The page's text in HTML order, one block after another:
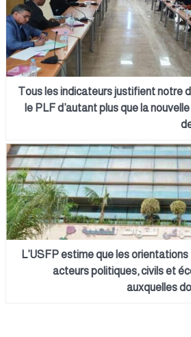
Tous les indicateurs justifient notre
le PLF d’autant plus que la
L’USFP estime que les
acteurs politiques, civils et
auxquelles